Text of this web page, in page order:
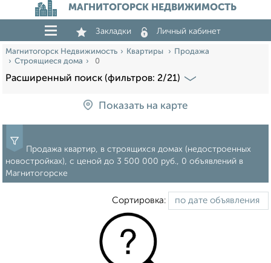
МАГНИТОГОРСК НЕДВИЖИМОСТЬ
Закладки Личный кабинет
Магнитогорск Недвижимость Квартиры
Продажа
Строящиеся дома
0
Расширенный поиск (фильтров: 2/21)
Показать на карте
Продажа квартир, в строящихся домах (недостроенных
новостройках), c ценой до 3 500 000 руб., 0 объявлений в
Магнитогорске
Сортировка: